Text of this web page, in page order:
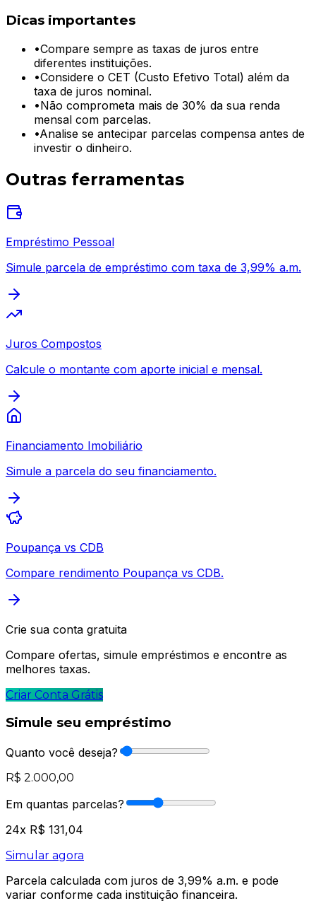
Dicas importantes
•Compare sempre as taxas de juros entre
diferentes instituições.
•Considere o CET (Custo Efetivo Total) além da
taxa de juros nominal.
•Não comprometa mais de 30% da sua renda
mensal com parcelas.
•Analise se antecipar parcelas compensa antes de
investir o dinheiro.
Outras ferramentas
Empréstimo Pessoal
Simule parcela de empréstimo com taxa de 3,99% a.m.
Juros Compostos
Calcule o montante com aporte inicial e mensal.
Financiamento Imobiliário
Simule a parcela do seu financiamento.
Poupança vs CDB
Compare rendimento Poupança vs CDB.
Crie sua conta gratuita
Compare ofertas, simule empréstimos e encontre as
melhores taxas.
Criar Conta Grátis
Simule seu empréstimo
Quanto você deseja?
R$ 2.000,00
Em quantas parcelas?
24x R$ 131,04
Simular agora
Parcela calculada com juros de 3,99% a.m. e pode
variar conforme cada instituição financeira.